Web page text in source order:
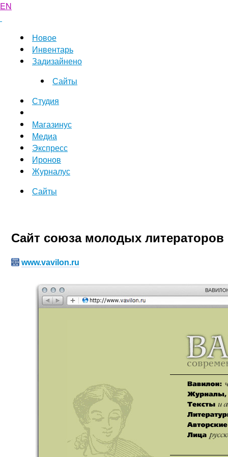
EN
Новое
Инвентарь
Задизайнено
Сайты
Студия
Магазинус
Медиа
Экспресс
Иронов
Журналус
Сайты
Сайт союза молодых
www.vavilon.ru